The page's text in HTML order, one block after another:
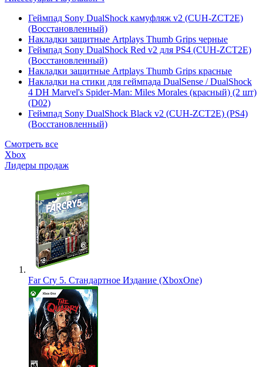
Геймпад Sony DualShock камуфляж v2 (CUH-ZCT2E)
(Восстановленный)
Накладки защитные Artplays Thumb Grips черные
Геймпад Sony DualShock Red v2 для PS4 (CUH-ZCT2E)
(Восстановленный)
Накладки защитные Artplays Thumb Grips красные
Накладки на стики для геймпада DualSense / DualShock
4 DH Marvel's Spider-Man: Miles Morales (красный) (2 шт)
(D02)
Геймпад Sony DualShock Black v2 (CUH-ZCT2E) (PS4)
(Восстановленный)
Смотреть все
Xbox
Лидеры продаж
Far Cry 5. Стандартное Издание (XboxOne)